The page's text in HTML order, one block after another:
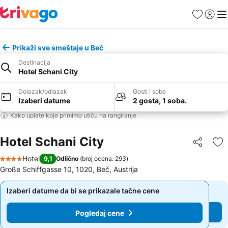
FavoritiPrijavi
Prikaži sve smeštaje u Beč
Destinacija
Hotel Schani City
Dolazak/odlazak
Izaberi datume
Gosti i sobe
2 gosta, 1 soba.
Kako uplate koje primimo utiču na rangiranje
Hotel Schani City Deli
4 Zvezdice
Hotel 9,1 Odlično (broj ocena: 293)
Große Schiffgasse 10, 1020, Beč, Austrija
Izaberi datume da bi se prikazale tačne cene
Pogledaj cene
Izaberi datume da bi se prikazale tačne cene
Pogledaj cene